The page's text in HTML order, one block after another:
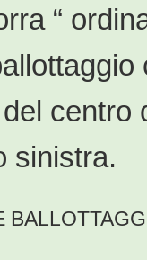
“
centro
sinistra.